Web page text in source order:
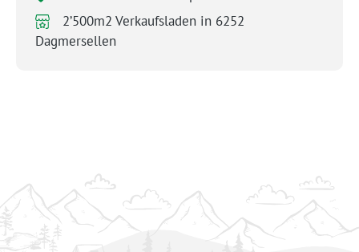
2’500m2 Verkaufsladen in 6252
Dagmersellen